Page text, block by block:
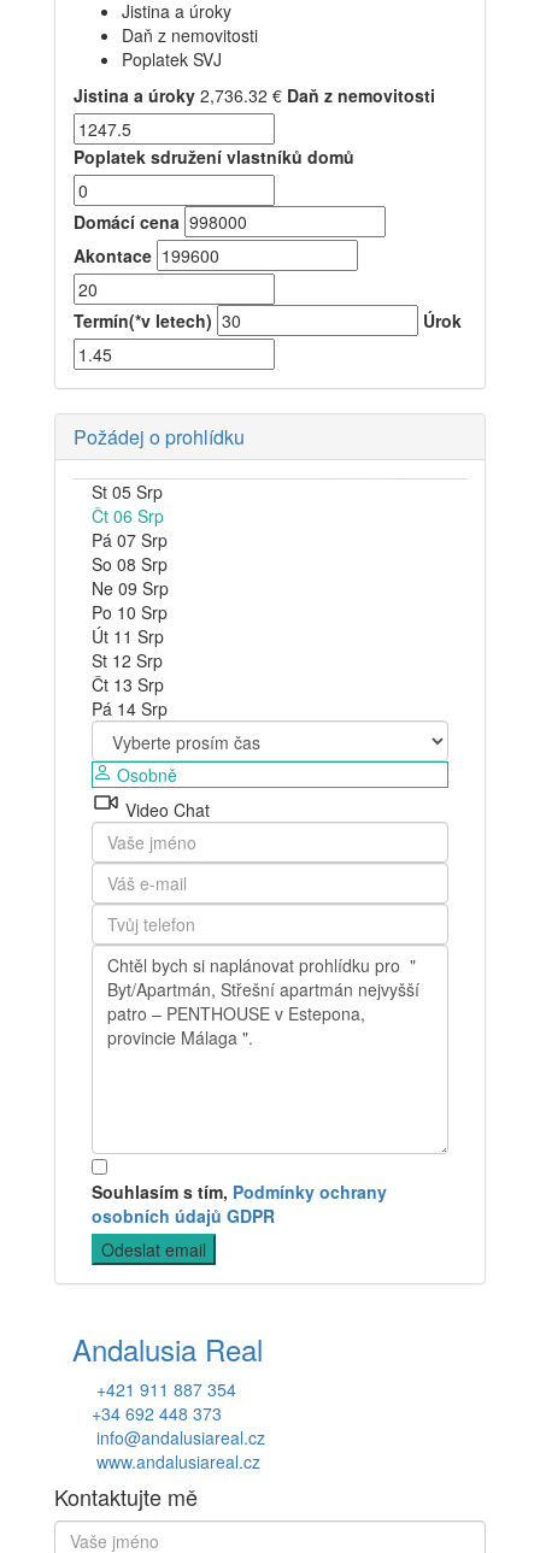
Jistina a úroky
Daň z nemovitosti
Poplatek SVJ
Jistina a úroky 2,736.32 € Daň z nemovitosti
Poplatek sdružení vlastníků domů
Domácí cena
Akontace
Termín(*v letech) Úrok
Požádej o prohlídku
St 05 Srp
Čt 06 Srp
Pá 07 Srp
So 08 Srp
Ne 09 Srp
Po 10 Srp
Út 11 Srp
St 12 Srp
Čt 13 Srp
Pá 14 Srp
Osobně
Video Chat
Souhlasím s tím, Podmínky ochrany
osobních údajů GDPR
Andalusia Real
+421 911 887 354
+34 692 448 373
info@andalusiareal.cz
www.andalusiareal.cz
Kontaktujte mě